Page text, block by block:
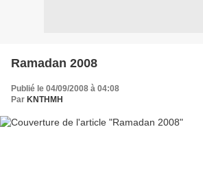
Ramadan 2008
Publié le 04/09/2008 à 04:08
Par KNTHMH